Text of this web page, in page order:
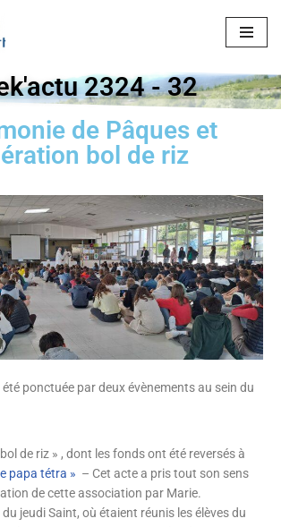
2324 - 32
de Pâques et
bol de riz
ponctuée par deux évènements au sein du
de riz » , dont les fonds ont été reversés à
papa tétra » – Cet acte a pris tout son sens
de cette association par Marie.
jeudi Saint, où étaient réunis les élèves du